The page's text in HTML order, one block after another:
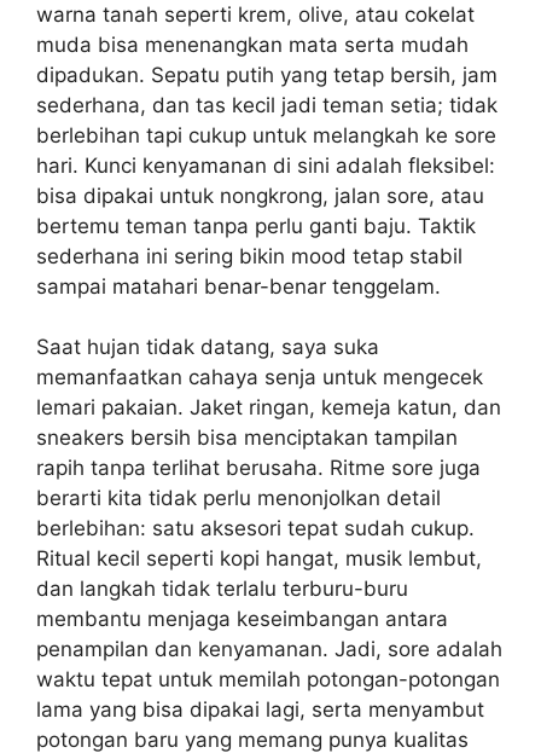
warna tanah seperti krem, olive, atau cokelat
muda bisa menenangkan mata serta mudah
dipadukan. Sepatu putih yang tetap bersih, jam
sederhana, dan tas kecil jadi teman setia; tidak
berlebihan tapi cukup untuk melangkah ke sore
hari. Kunci kenyamanan di sini adalah fleksibel:
bisa dipakai untuk nongkrong, jalan sore, atau
bertemu teman tanpa perlu ganti baju. Taktik
sederhana ini sering bikin mood tetap stabil
sampai matahari benar-benar tenggelam.
Saat hujan tidak datang, saya suka
memanfaatkan cahaya senja untuk mengecek
lemari pakaian. Jaket ringan, kemeja katun, dan
sneakers bersih bisa menciptakan tampilan
rapih tanpa terlihat berusaha. Ritme sore juga
berarti kita tidak perlu menonjolkan detail
berlebihan: satu aksesori tepat sudah cukup.
Ritual kecil seperti kopi hangat, musik lembut,
dan langkah tidak terlalu terburu-buru
membantu menjaga keseimbangan antara
penampilan dan kenyamanan. Jadi, sore adalah
waktu tepat untuk memilah potongan-potongan
lama yang bisa dipakai lagi, serta menyambut
potongan baru yang memang punya kualitas